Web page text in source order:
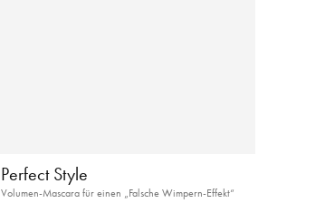
Perfect Style
Volumen-Mascara für einen „Falsche Wimpern-Effekt“